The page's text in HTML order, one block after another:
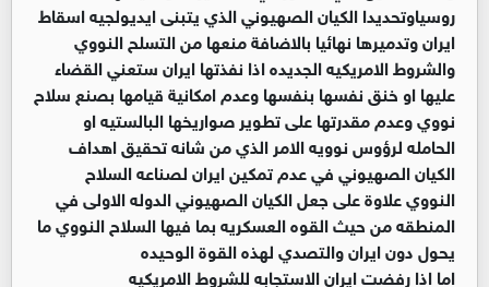
روسياوتحديدا الكيان الصهيوني الذي يتبنى ايديولجيه اسقاط
ايران وتدميرها نهائيا بالاضافة منعها من التسلح النووي
والشروط الامريكيه الجديده اذا نفذتها ايران ستعني القضاء
عليها او خنق نفسها بنفسها وعدم امكانية قيامها بصنع سلاح
نووي وعدم مقدرتها على تطوير صواريخها البالستيه او
الحامله لرؤوس نوويه الامر الذي من شانه تحقيق اهداف
الكيان الصهيوني في عدم تمكين ايران لصناعه السلاح
النووي علاوة على جعل الكيان الصهيوني الدوله الاولى في
المنطقه من حيث القوه العسكريه بما فيها السلاح النووي ما
يحول دون ايران والتصدي لهذه القوة الوحيده
اما اذا رفضت ايران الاستجابه للشروط الامريكيه